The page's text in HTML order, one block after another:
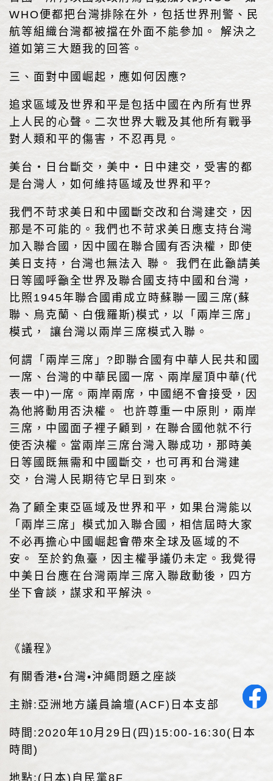
WHO便都把台灣排除在外，包括世界刑警、民
航等組織台灣都被擋在外面不能參加。 解決之
道如第三大題我的回答。
三、面對中國崛起，應如何因應?
追求區域及世界和平是包括中國在內所有世界
上人民的心聲。二次世界大戰及其他所有戰爭
對人類和平的傷害，不忍再見。
美台・日台斷交，美中・日中建交，受害的都
是台灣人，如何維持區域及世界和平?
我們不苛求美日和中國斷交改和台灣建交，因
那是不可能的。我們也不苛求美日應支持台灣
加入聯合國，因中國在聯合國有否決權，即使
美日支持，台灣也無法入 聯。 我們在此籲請美
日等國呼籲全世界及聯合國支持中國和台灣，
比照1945年聯合國甫成立時蘇聯一國三席(蘇
聯、烏克蘭、白俄羅斯)模式，以「兩岸三席」
模式， 讓台灣以兩岸三席模式入聯。
何謂「兩岸三席」?即聯合國有中華人民共和國
一席、台灣的中華民國一席、兩岸屋頂中華(代
表一中)一席。兩岸兩席，中國絕不會接受，因
為他將動用否決權。 也許尊重一中原則，兩岸
三席，中國面子裡子顧到，在聯合國他就不行
使否決權。當兩岸三席台灣入聯成功，那時美
日等國既無需和中國斷交，也可再和台灣建
交，台灣人民期待它早日到來。
為了顧全東亞區域及世界和平，如果台灣能以
「兩岸三席」模式加入聯合國，相信屆時大家
不必再擔心中國崛起會帶來全球及區域的不
安。 至於釣魚臺，因主權爭議仍未定。我覺得
中美日台應在台灣兩岸三席入聯啟動後，四方
坐下會談，謀求和平解決。
《議程》
有關香港•台灣•沖繩問題之座談
主辦:亞洲地方議員論壇(ACF)日本支部
時間:2020年10月29日(四)15:00-16:30(日本
時間)
地點:(日本)自民黨8F